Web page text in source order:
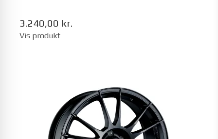
3.240,00 kr.
Vis produkt